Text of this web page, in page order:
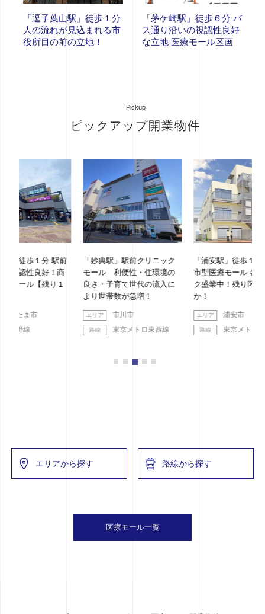
「逗子葉山駅」徒歩１分
人の流れが見込まれる市
役所目の前の立地！
「茅ケ崎駅」徒歩６分 バ
ス通り沿いの視認性良好
な立地 医療モール区画
Pickup
ピックアップ開業物件
「妙典駅」駅前クリニック
モール 利便性・住環境の
良さ・子育て世代の流入に
より世帯数が急増！
東京メトロ東西線
「浦安駅」徒歩１分 新築都
市型医療モール 各クリニッ
ク盛業中！残り区画わず
か！
東京メトロ東西線
エリアから探す 路線から探す
医療モール一覧